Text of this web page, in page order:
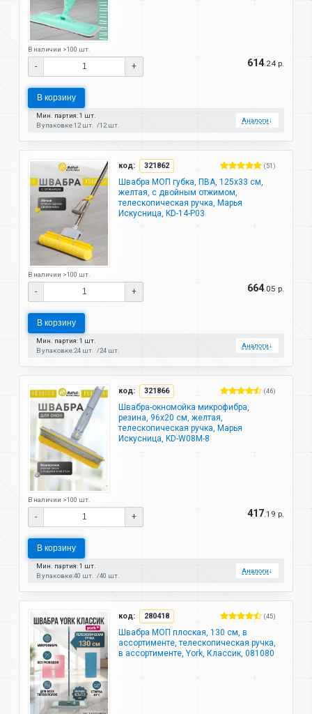
В наличии >100 шт.
- + 614.24 р.
В корзину
Мин. партия: 1 шт.
В упаковке:12 шт. 12 шт.
Аналоги↓
код: 321862 (51)
Швабра МОП губка, ПВА, 125х33 см,
желтая, с двойным отжимом,
телескопическая ручка, Марья
Искусница, KD-14-P03
В наличии >100 шт.
- + 664.05 р.
В корзину
Мин. партия: 1 шт.
В упаковке:24 шт. 24 шт.
Аналоги↓
код: 321866 (46)
Швабра-окномойка микрофибра,
резина, 96х20 см, желтая,
телескопическая ручка, Марья
Искусница, KD-W08M-8
В наличии >100 шт.
- + 417.19 р.
В корзину
Мин. партия: 1 шт.
В упаковке:40 шт. 40 шт.
Аналоги↓
код: 280418 (45)
Швабра МОП плоская, 130 см, в
ассортименте, телескопическая ручка,
в ассортименте, York, Классик, 081080